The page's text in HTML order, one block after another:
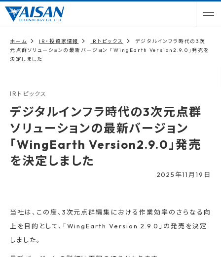
ホーム IR・投資家情報 IRトピックス
デジタルインフラ時代の3次
元点群ソリューションの最新バージョン 「WingEarth Version2.9.0」発売を
決定しました
IRトピックス
デジタルインフラ時代の3次元点群
ソリューションの最新バージョン
「WingEarth Version2.9.0」発売
を決定しました
2025年11月19日
当社は、この度、3次元点群編集における作業効率のさらなる向
上を目的として、「WingEarth Version 2.9.0」の発売を決定
しました。